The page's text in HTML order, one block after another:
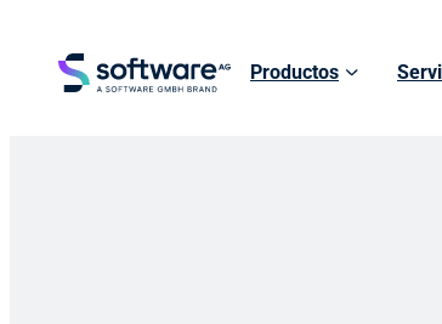
Productos